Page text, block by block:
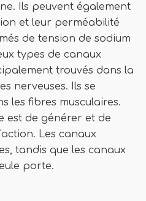
Ils peuvent également
et leur perméabilité
de tension de sodium
types de canaux
trouvés dans la
nerveuses. Ils se
les fibres musculaires.
est de générer et de
Les canaux
tandis que les canaux
porte.